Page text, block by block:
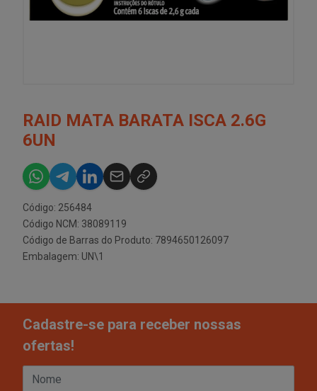
RAID MATA BARATA ISCA 2.6G
6UN
Código: 256484
Código NCM: 38089119
Código de Barras do Produto: 7894650126097
Embalagem: UN\1
Cadastre-se para receber nossas
ofertas!